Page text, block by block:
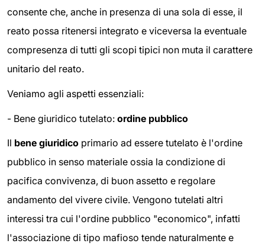
consente che, anche in presenza di una sola di esse, il
reato possa ritenersi integrato e viceversa la eventuale
compresenza di tutti gli scopi tipici non muta il carattere
unitario del reato.
Veniamo agli aspetti essenziali:
- Bene giuridico tutelato: ordine pubblico
Il bene giuridico primario ad essere tutelato è l'ordine
pubblico in senso materiale ossia la condizione di
pacifica convivenza, di buon assetto e regolare
andamento del vivere civile. Vengono tutelati altri
interessi tra cui l'ordine pubblico "economico", infatti
l'associazione di tipo mafioso tende naturalmente e